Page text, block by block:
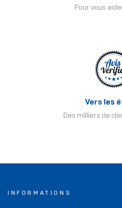
Pour vous
Vers les
Des milliers de
INFORMATIONS